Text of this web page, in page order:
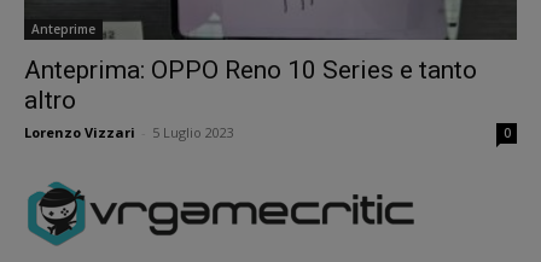
Anteprime
Anteprima: OPPO Reno 10 Series e tanto
altro
Lorenzo Vizzari 5 Luglio 2023 0